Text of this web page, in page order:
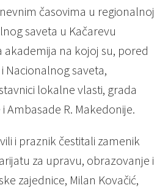
časovima u regionalnoj
saveta u Kačarevu
akademija na kojoj su, pored
Nacionalnog saveta,
lokalne vlasti, grada
Ambasade R. Makedonije.
i praznik čestitali zamenik
za upravu, obrazovanje i
zajednice, Milan Kovačić,